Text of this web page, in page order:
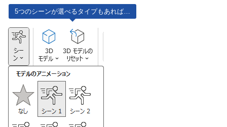
5つのシーンが選べるタイプもあれば…